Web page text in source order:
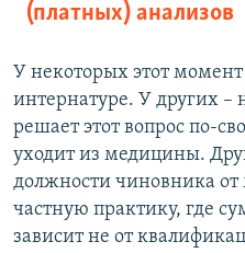
(платных) анализов
У некоторых этот
интернатуре. У других –
решает этот вопрос по-
уходит из медицины.
должности чиновника
частную практику, где
зависит не от